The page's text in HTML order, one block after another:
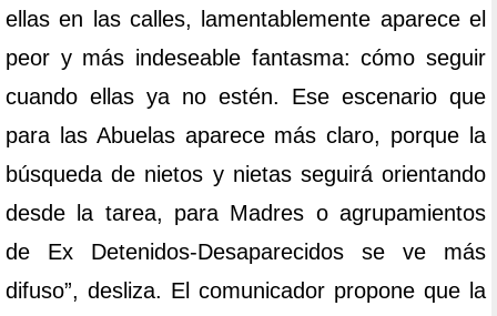
ellas en las calles, lamentablemente aparece el
peor y más indeseable fantasma: cómo seguir
cuando ellas ya no estén. Ese escenario que
para las Abuelas aparece más claro, porque la
búsqueda de nietos y nietas seguirá orientando
desde la tarea, para Madres o agrupamientos
de Ex Detenidos-Desaparecidos se ve más
difuso”, desliza. El comunicador propone que la